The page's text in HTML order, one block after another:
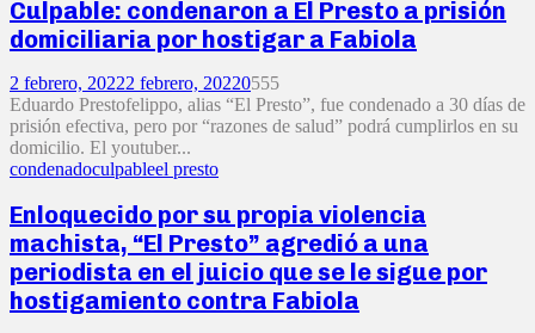
Culpable: condenaron a El Presto a prisión
domiciliaria por hostigar a Fabiola
2 febrero, 20222 febrero, 20220555
Eduardo Prestofelippo, alias “El Presto”, fue condenado a 30 días de
prisión efectiva, pero por “razones de salud” podrá cumplirlos en su
domicilio. El youtuber...
condenadoculpableel presto
Enloquecido por su propia violencia
machista, “El Presto” agredió a una
periodista en el juicio que se le sigue por
hostigamiento contra Fabiola